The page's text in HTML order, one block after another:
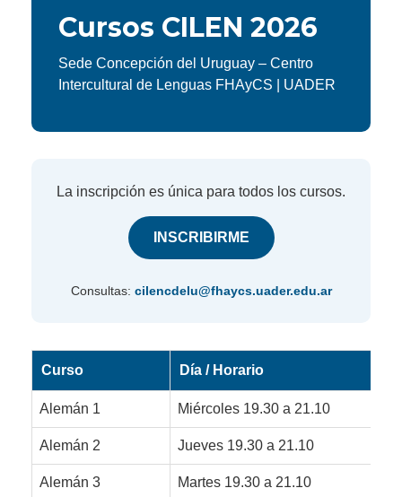
Cursos CILEN 2026
Sede Concepción del Uruguay – Centro
Intercultural de Lenguas FHAyCS | UADER
La inscripción es única para todos los cursos.
INSCRIBIRME
Consultas: cilencdelu@fhaycs.uader.edu.ar
Curso Día / Horario
Alemán 1 Miércoles 19.30 a 21.10
Alemán 2 Jueves 19.30 a 21.10
Alemán 3 Martes 19.30 a 21.10